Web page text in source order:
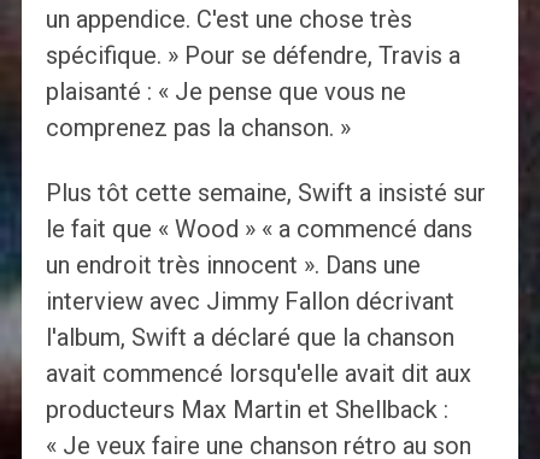
un appendice. C'est une chose très
spécifique. » Pour se défendre, Travis a
plaisanté : « Je pense que vous ne
comprenez pas la chanson. »
Plus tôt cette semaine, Swift a insisté sur
le fait que « Wood » « a commencé dans
un endroit très innocent ». Dans une
interview avec Jimmy Fallon décrivant
l'album, Swift a déclaré que la chanson
avait commencé lorsqu'elle avait dit aux
producteurs Max Martin et Shellback :
« Je veux faire une chanson rétro au son